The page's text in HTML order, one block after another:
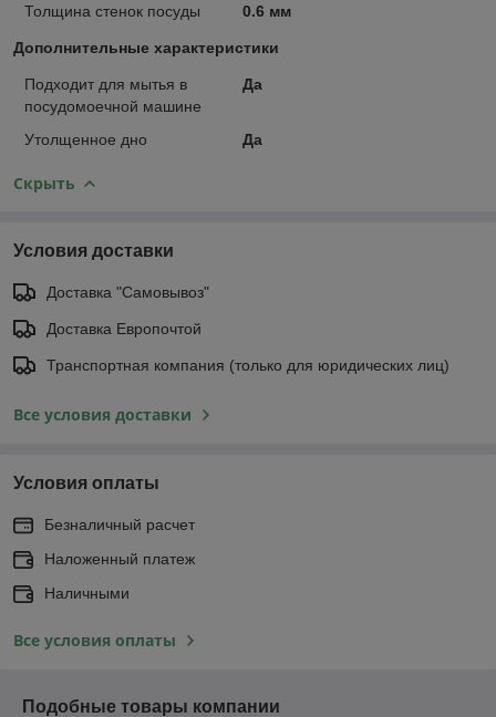
Толщина стенок посуды
0.6 мм
Дополнительные характеристики
Подходит для мытья в
посудомоечной машине
Да
Утолщенное дно Да
Скрыть
Условия доставки
Доставка "Самовывоз"
Доставка Европочтой
Транспортная компания (только для юридических лиц)
Все условия доставки
Условия оплаты
Безналичный расчет
Наложенный платеж
Наличными
Все условия оплаты
Подобные товары компании